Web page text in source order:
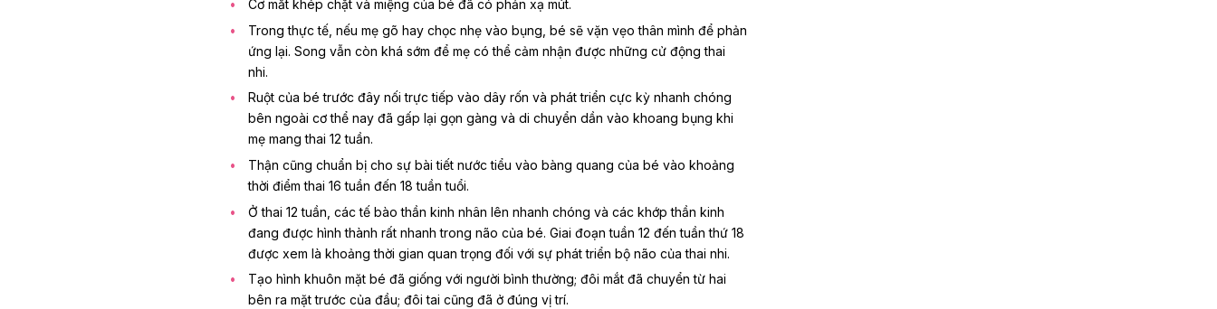
Cơ mắt khép chặt và miệng của bé đã có phản xạ mút.
Trong thực tế, nếu mẹ gõ hay chọc nhẹ vào bụng, bé sẽ vặn vẹo thân mình để phản
ứng lại. Song vẫn còn khá sớm để mẹ có thể cảm nhận được những cử động thai
nhi.
Ruột của bé trước đây nối trực tiếp vào dây rốn và phát triển cực kỳ nhanh chóng
bên ngoài cơ thể nay đã gấp lại gọn gàng và di chuyển dần vào khoang bụng khi
mẹ mang thai 12 tuần.
Thận cũng chuẩn bị cho sự bài tiết nước tiểu vào bàng quang của bé vào khoảng
thời điểmthai 16 tuần đến 18 tuần tuổi.
Ở thai 12 tuần, các tế bào thần kinh nhân lên nhanh chóng và các khớp thần kinh
đang được hình thành rất nhanh trong não của bé. Giai đoạn tuần 12 đến tuần thứ 18
được xem là khoảng thời gian quan trọng đối với sự phát triển bộ não của thai nhi.
Tạo hình khuôn mặt bé đã giống với người bình thường; đôi mắt đã chuyển từ hai
bên ra mặt trước của đầu; đôi tai cũng đã ở đúng vị trí.